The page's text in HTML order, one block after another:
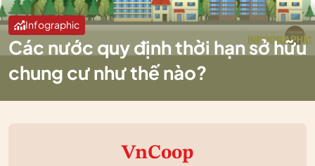
Infographic
Các nước quy định thời hạn sở hữu
chung cư như thế nào?
VnCoop